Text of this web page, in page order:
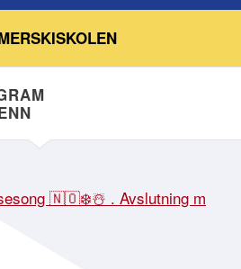
🇳🇴❄️☃️ . Avslutning m